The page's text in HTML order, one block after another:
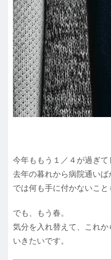
今年ももう１／４が過ぎて
去年の暮れから病院通い
では何も手に付かないこと
でも、もう春。
気分を入れ替えて、これ
いきたいです。